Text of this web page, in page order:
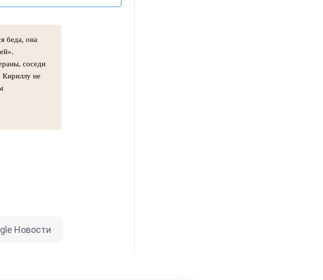
беда, она
соседи
не
Новости